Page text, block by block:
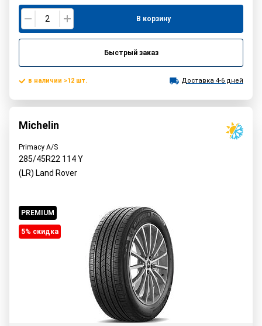
В корзину
Быстрый заказ
в наличии >12 шт. Доставка 4-6 дней
Michelin
Primacy A/S
285/45R22 114Y
(LR) Land Rover
PREMIUM
5% cкидка